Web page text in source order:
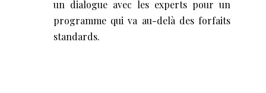
un dialogue avec les experts pour un
programme qui va au-delà des forfaits
standards.